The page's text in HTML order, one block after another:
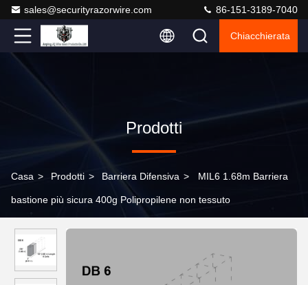
sales@securityrazorwire.com 86-151-3189-7040
Chiacchierata
Prodotti
Casa > Prodotti > Barriera Difensiva > MIL6 1.68m Barriera
bastione più sicura 400g Polipropilene non tessuto